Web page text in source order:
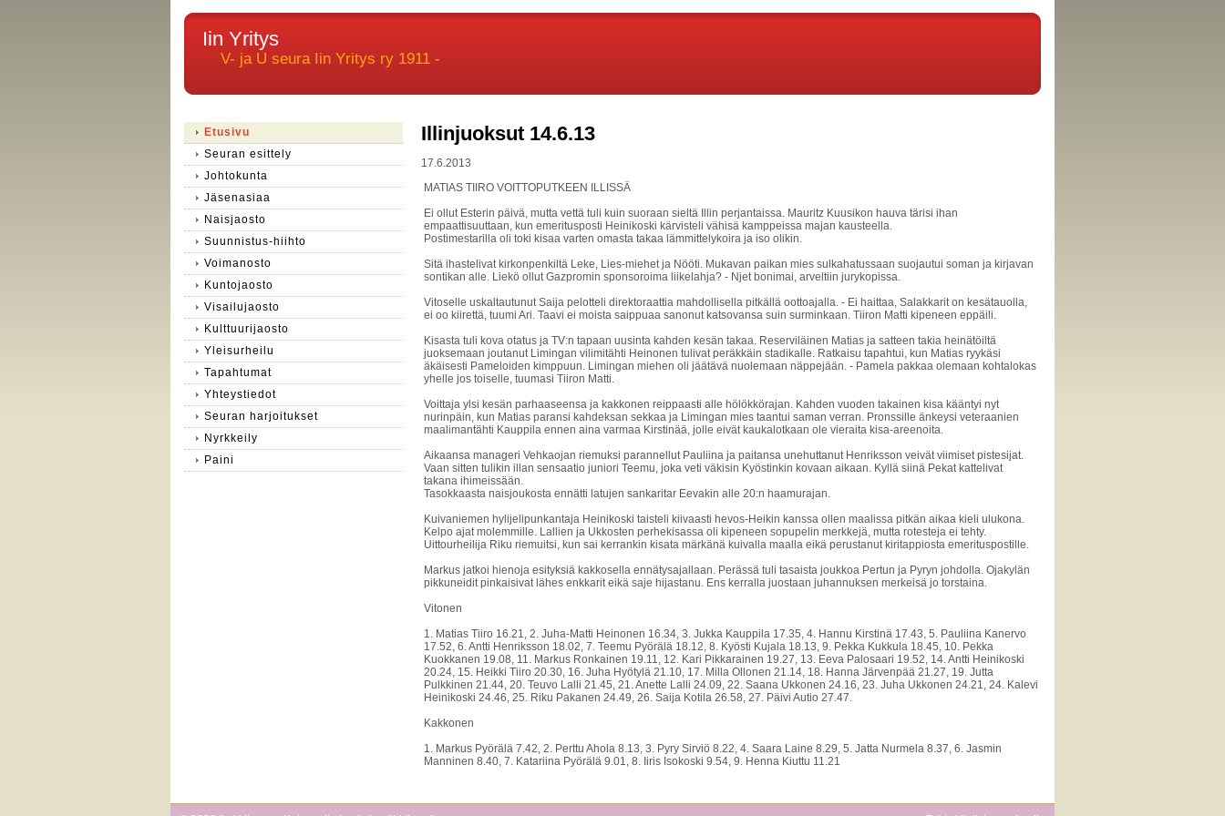
Iin Yritys
V- ja U seura Iin Yritys ry 1911 -
Illinjuoksut 14.6.13
17.6.2013
MATIAS TIIRO VOITTOPUTKEEN ILLISSÄ
Ei ollut Esterin päivä, mutta vettä tuli kuin suoraan sieltä Illin perjantaissa. Mauritz Kuusikon hauva tärisi ihan
empaattisuuttaan, kun emeritusposti Heinikoski kärvisteli vähisä kamppeissa majan kausteella.
Postimestarilla oli toki kisaa varten omasta takaa lämmittelykoira ja iso olikin.
Sitä ihastelivat kirkonpenkiltä Leke, Lies-miehet ja Nööti. Mukavan paikan mies sulkahatussaan suojautui soman ja kirjavan
sontikan alle. Liekö ollut Gazpromin sponsoroima liikelahja? - Njet bonimai, arveltiin jurykopissa.
Vitoselle uskaltautunut Saija pelotteli direktoraattia mahdollisella pitkällä oottoajalla. - Ei haittaa, Salakkarit on kesätauolla,
ei oo kiirettä, tuumi Ari. Taavi ei moista saippuaa sanonut katsovansa suin surminkaan. Tiiron Matti kipeneen eppäili.
Kisasta tuli kova otatus ja TV:n tapaan uusinta kahden kesän takaa. Reserviläinen Matias ja satteen takia heinätöiltä
juoksemaan joutanut Limingan vilimitähti Heinonen tulivat peräkkäin stadikalle. Ratkaisu tapahtui, kun Matias ryykäsi
äkäisesti Pameloiden kimppuun. Limingan miehen oli jäätävä nuolemaan näppejään. - Pamela pakkaa olemaan kohtalokas
yhelle jos toiselle, tuumasi Tiiron Matti.
Voittaja ylsi kesän parhaaseensa ja kakkonen reippaasti alle hölökkörajan. Kahden vuoden takainen kisa kääntyi nyt
nurinpäin, kun Matias paransi kahdeksan sekkaa ja Limingan mies taantui saman verran. Pronssille änkeysi veteraanien
maalimantähti Kauppila ennen aina varmaa Kirstinää, jolle eivät kaukalotkaan ole vieraita kisa-areenoita.
Aikaansa manageri Vehkaojan riemuksi parannellut Pauliina ja paitansa unehuttanut Henriksson veivät viimiset pistesijat.
Vaan sitten tulikin illan sensaatio juniori Teemu, joka veti väkisin Kyöstinkin kovaan aikaan. Kyllä siinä Pekat kattelivat
takana ihimeissään.
Tasokkaasta naisjoukosta ennätti latujen sankaritar Eevakin alle 20:n haamurajan.
Kuivaniemen hylijelipunkantaja Heinikoski taisteli kiivaasti hevos-Heikin kanssa ollen maalissa pitkän aikaa kieli ulukona.
Kelpo ajat molemmille. Lallien ja Ukkosten perhekisassa oli kipeneen sopupelin merkkejä, mutta rotesteja ei tehty.
Uittourheilija Riku riemuitsi, kun sai kerrankin kisata märkänä kuivalla maalla eikä perustanut kiritappiosta emerituspostille.
Markus jatkoi hienoja esityksiä kakkosella ennätysajallaan. Perässä tuli tasaista joukkoa Pertun ja Pyryn johdolla. Ojakylän
pikkuneidit pinkaisivat lähes enkkarit eikä saje hijastanu. Ens kerralla juostaan juhannuksen merkeisä jo torstaina.
Vitonen
1. Matias Tiiro 16.21, 2. Juha-Matti Heinonen 16.34, 3. Jukka Kauppila 17.35, 4. Hannu Kirstinä 17.43, 5. Pauliina Kanervo
17.52, 6. Antti Henriksson 18.02, 7. Teemu Pyörälä 18.12, 8. Kyösti Kujala 18.13, 9. Pekka Kukkula 18.45, 10. Pekka
Kuokkanen 19.08, 11. Markus Ronkainen 19.11, 12. Kari Pikkarainen 19.27, 13. Eeva Palosaari 19.52, 14. Antti Heinikoski
20.24, 15. Heikki Tiiro 20.30, 16. Juha Hyötylä 21.10, 17. Milla Ollonen 21.14, 18. Hanna Järvenpää 21.27, 19. Jutta
Pulkkinen 21.44, 20. Teuvo Lalli 21.45, 21. Anette Lalli 24.09, 22. Saana Ukkonen 24.16, 23. Juha Ukkonen 24.21, 24. Kalevi
Heinikoski 24.46, 25. Riku Pakanen 24.49, 26. Saija Kotila 26.58, 27. Päivi Autio 27.47.
Kakkonen
1. Markus Pyörälä 7.42, 2. Perttu Ahola 8.13, 3. Pyry Sirviö 8.22, 4. Saara Laine 8.29, 5. Jatta Nurmela 8.37, 6. Jasmin
Manninen 8.40, 7. Katariina Pyörälä 9.01, 8. Iiris Isokoski 9.54, 9. Henna Kiuttu 11.21
Etusivu
Seuran esittely
Johtokunta
Jäsenasiaa
Naisjaosto
Suunnistus-hiihto
Voimanosto
Kuntojaosto
Visailujaosto
Kulttuurijaosto
Yleisurheilu
Tapahtumat
Yhteystiedot
Seuran harjoitukset
Nyrkkeily
Paini